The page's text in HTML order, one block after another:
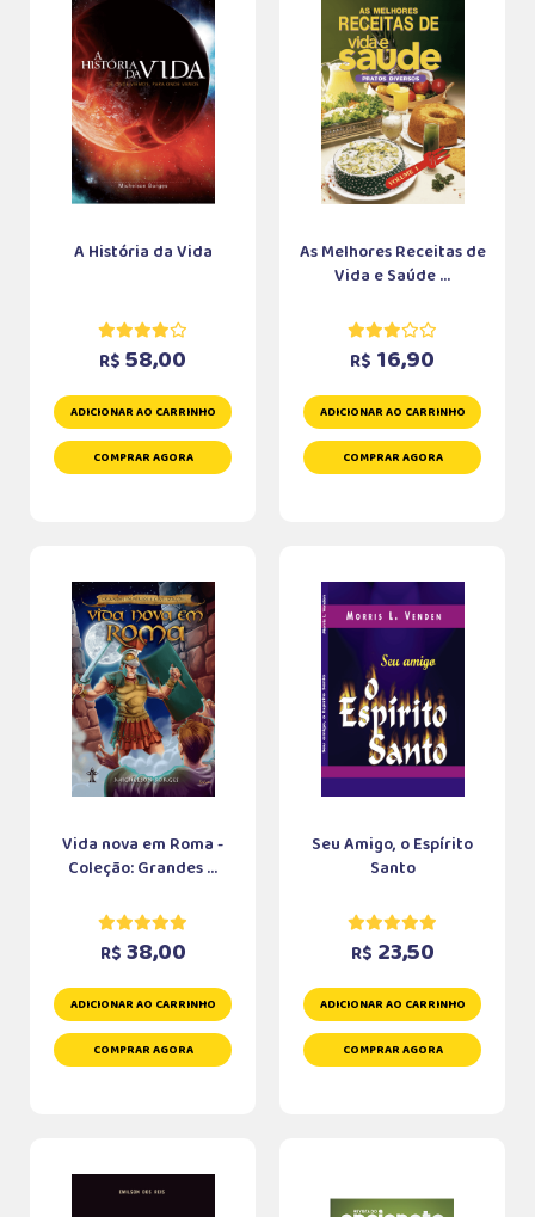
A História da Vida
R$ 58,00
ADICIONAR AO CARRINHO
COMPRAR AGORA
As Melhores Receitas de
Vida e Saúde ...
R$ 16,90
ADICIONAR AO CARRINHO
COMPRAR AGORA
Vida nova em Roma -
Coleção: Grandes ...
R$ 38,00
ADICIONAR AO CARRINHO
COMPRAR AGORA
Seu Amigo, o Espírito
Santo
R$ 23,50
ADICIONAR AO CARRINHO
COMPRAR AGORA